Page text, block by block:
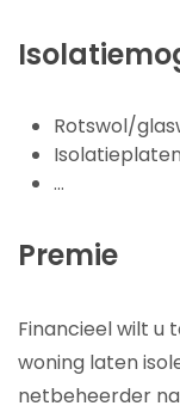
Rotswol/
Isolatieplaten
…
Premie
Financieel wilt u
woning laten
netbeheerder